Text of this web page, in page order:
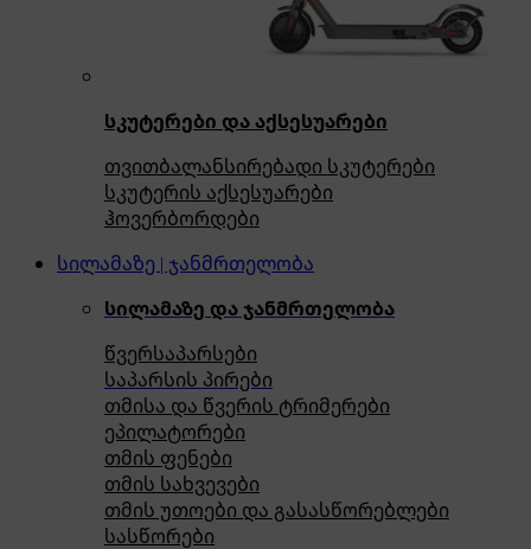
სკუტერები და აქსესუარები
თვითბალანსირებადი სკუტერები
სკუტერის აქსესუარები
ჰოვერბორდები
სილამაზე | ჯანმრთელობა
სილამაზე და ჯანმრთელობა
წვერსაპარსები
საპარსის პირები
თმისა და წვერის ტრიმერები
ეპილატორები
თმის ფენები
თმის სახვევები
თმის უთოები და გასასწორებლები
სასწორები